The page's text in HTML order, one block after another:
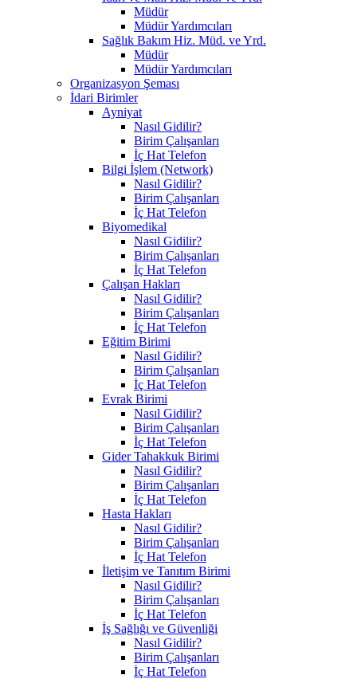
Müdür
Müdür Yardımcıları
Sağlık Bakım Hiz. Müd. ve Yrd.
Müdür
Müdür Yardımcıları
Organizasyon Şeması
İdari Birimler
Ayniyat
Nasıl Gidilir?
Birim Çalışanları
İç Hat Telefon
Bilgi İşlem (Network)
Nasıl Gidilir?
Birim Çalışanları
İç Hat Telefon
Biyomedikal
Nasıl Gidilir?
Birim Çalışanları
İç Hat Telefon
Çalışan Hakları
Nasıl Gidilir?
Birim Çalışanları
İç Hat Telefon
Eğitim Birimi
Nasıl Gidilir?
Birim Çalışanları
İç Hat Telefon
Evrak Birimi
Nasıl Gidilir?
Birim Çalışanları
İç Hat Telefon
Gider Tahakkuk Birimi
Nasıl Gidilir?
Birim Çalışanları
İç Hat Telefon
Hasta Hakları
Nasıl Gidilir?
Birim Çalışanları
İç Hat Telefon
İletişim ve Tanıtım Birimi
Nasıl Gidilir?
Birim Çalışanları
İç Hat Telefon
İş Sağlığı ve Güvenliği
Nasıl Gidilir?
Birim Çalışanları
İç Hat Telefon